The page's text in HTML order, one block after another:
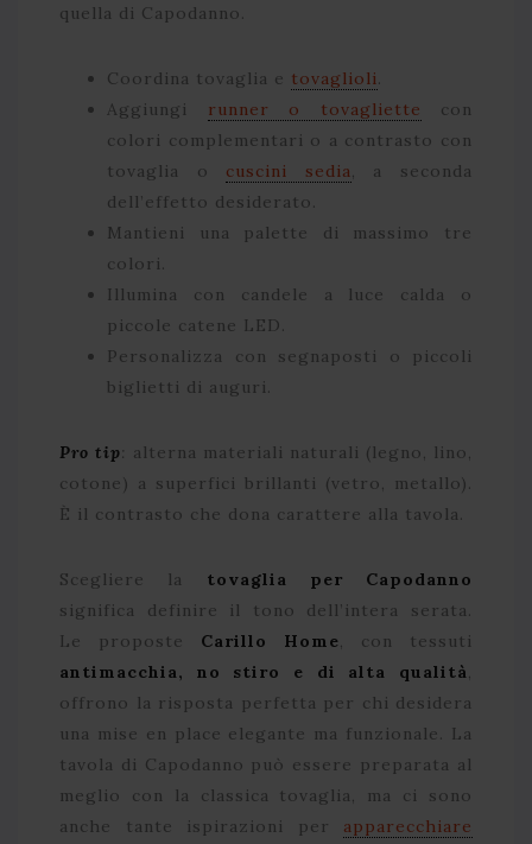
quella di Capodanno.
Coordina tovaglia e tovaglioli.
Aggiungi runner o tovagliette con
colori complementari o a contrasto con
tovaglia o cuscini sedia, a seconda
dell’effetto desiderato.
Mantieni una palette di massimo tre
colori.
Illumina con candele a luce calda o
piccole catene LED.
Personalizza con segnaposti o piccoli
biglietti di auguri.
Pro tip: alterna materiali naturali (legno, lino,
cotone) a superfici brillanti (vetro, metallo).
È il contrasto che dona carattere alla tavola.
Scegliere la tovaglia per Capodanno
significa definire il tono dell’intera serata.
Le proposte Carillo Home, con tessuti
antimacchia, no stiro e di alta qualità,
offrono la risposta perfetta per chi desidera
una mise en place elegante ma funzionale. La
tavola di Capodanno può essere preparata al
meglio con la classica tovaglia, ma ci sono
anche tante ispirazioni per apparecchiare